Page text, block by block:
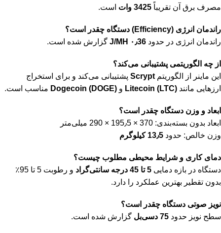
مصرف برق آن تقریباً 3425 وات است.
راندمان انرژی (Efficiency) دستگاه چقدر است؟
راندمان انرژی در حدود ۰٫36 J/MH گزارش شده است.
از چه الگوریتمی پشتیبانی می‌کند؟
این ماینر از الگوریتم Scrypt پشتیبانی می‌کند و برای استخراج
ارزهایی مانند Litecoin (LTC) و Dogecoin (DOGE) مناسب است.
ابعاد و وزن دستگاه چقدر است؟
ابعاد بدون بسته‌بندی: 370 × 195٫5 × 290 میلی‌متر
وزن خالص: حدود 13٫5 کیلوگرم
دمای کاری و شرایط محیطی مطلوب چیست؟
دستگاه در بازه دمایی 5 تا 45 درجه سانتی‌گراد
و رطوبت 5 تا 95٪
بدون تقطیر بهترین عملکرد را دارد.
نویز صوتی دستگاه چقدر است؟
سطح نویز حدود 75 دسی‌بل گزارش شده است.